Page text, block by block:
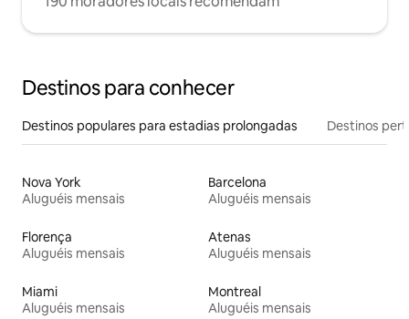
Destinos para conhecer
Destinos populares para estadias prolongadas Destinos
Nova York
Aluguéis mensais
Barcelona
Aluguéis mensais
Florença
Aluguéis mensais
Atenas
Aluguéis mensais
Miami
Aluguéis mensais
Montreal
Aluguéis mensais